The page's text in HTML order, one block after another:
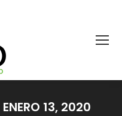
ENERO 13, 2020